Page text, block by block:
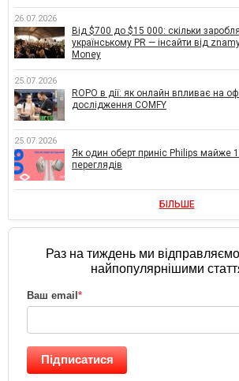
26.07.2026
Від $700 до $15 000: скільки
українському PR — інсайти від
Money
25.07.2026
ROPO в дії: як онлайн впливає на
дослідження COMFY
25.07.2026
Як один оберт приніс Philips майже
переглядів
БІЛЬШЕ
Раз на тиждень ми
найпопулярнішими
Ваш email*
Підписатися